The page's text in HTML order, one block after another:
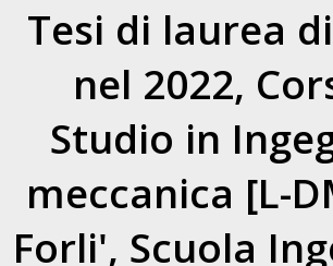
Tesi di laurea
nel 2022,
Studio in
meccanica [L-
Forli', Scuola